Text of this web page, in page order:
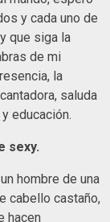
y cada uno de
que siga la
de mi
la
saluda
educación.
sexy.
hombre de una
cabello castaño,
hacen